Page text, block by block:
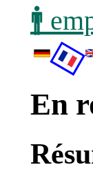
🚹
En